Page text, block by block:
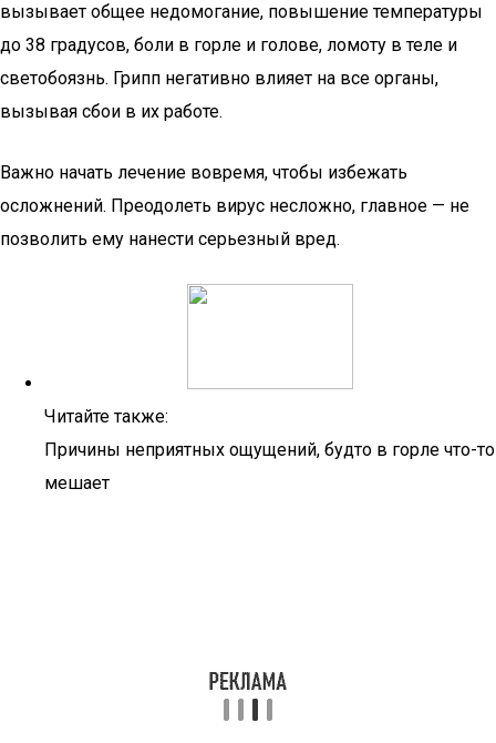
вызывает общее недомогание, повышение температуры
до 38 градусов, боли в горле и голове, ломоту в теле и
светобоязнь. Грипп негативно влияет на все органы,
вызывая сбои в их работе.
Важно начать лечение вовремя, чтобы избежать
осложнений. Преодолеть вирус несложно, главное — не
позволить ему нанести серьезный вред.
Читайте также:
Причины неприятных ощущений, будто в горле что-то
мешает